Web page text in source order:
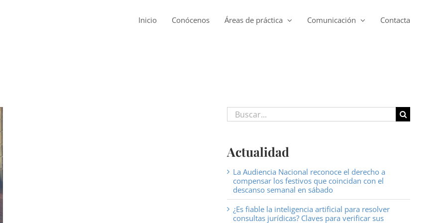
Inicio Conócenos Áreas de práctica Comunicación Contacta
Buscar:
Actualidad
La Audiencia Nacional reconoce el derecho a
compensar los festivos que coincidan con el
descanso semanal en sábado
¿Es fiable la inteligencia artificial para resolver
consultas jurídicas? Claves para verificar sus